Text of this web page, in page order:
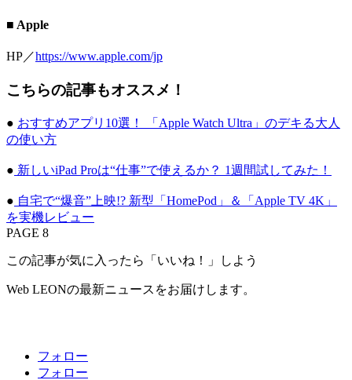
■ Apple
HP／https://www.apple.com/jp
こちらの記事もオススメ！
● おすすめアプリ10選！ 「Apple Watch Ultra」のデキる大人
の使い方
● 新しいiPad Proは“仕事”で使えるか？ 1週間試してみた！
● 自宅で“爆音”上映!? 新型「HomePod」＆「Apple TV 4K」
を実機レビュー
PAGE 8
この記事が気に入ったら「いいね！」しよう
Web LEONの最新ニュースをお届けします。
フォロー
フォロー